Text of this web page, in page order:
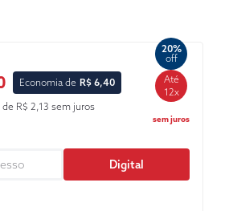
Economia de R$ 6,40
20%
off
Até
12x
sem juros
de R$ 2,13 sem juros
Digital